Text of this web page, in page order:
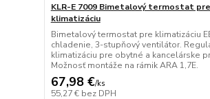
KLR-E 7009 Bimetalový termostat pre
klimatizáciu
Bimetalový termostat pre klimatizáciu
chladenie, 3-stupňový ventilátor.
klimatizáciu pre obytné a kancelárske
Možnosť montáže na rámik ARA 1,7E.
67,98 €/ks
55,27 € bez DPH